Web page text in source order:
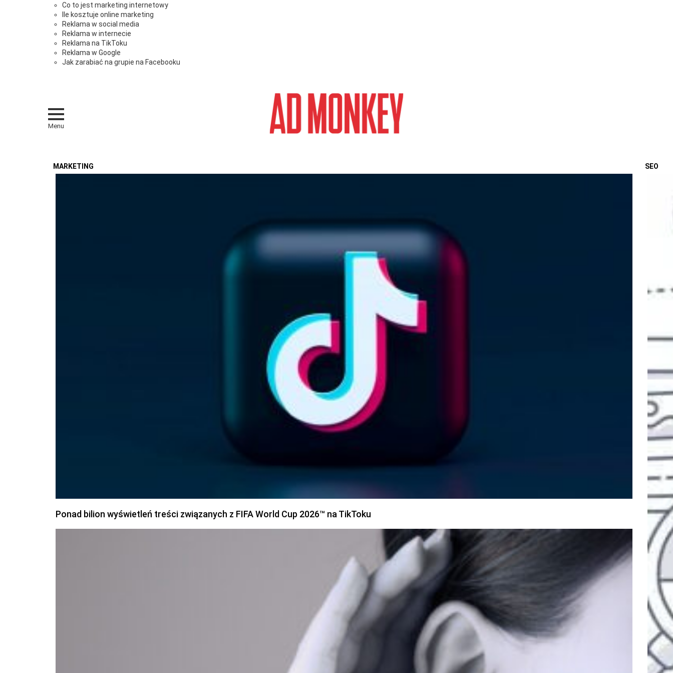
Co to jest marketing internetowy
Ile kosztuje online marketing
Reklama w social media
Reklama w internecie
Reklama na TikToku
Reklama w Google
Jak zarabiać na grupie na Facebooku
Menu
MARKETING
Ponad bilion wyświetleń treści związanych z FIFA World Cup 2026™ na TikToku
SEO